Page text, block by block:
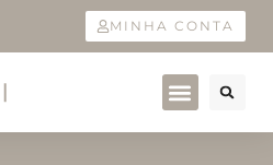
MINHA CONTA